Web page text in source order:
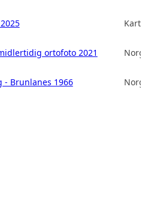
ortofoto 2021
- Brunlanes 1966